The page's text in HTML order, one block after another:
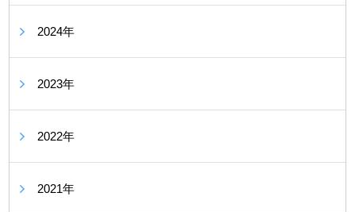
2024年
2023年
2022年
2021年